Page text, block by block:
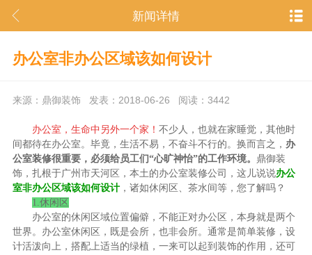
新闻详情
办公室非办公区域该如何设计
来源：鼎御装饰 发表：2018-06-26 阅读：3442
办公室，生命中另外一个家！ 不少人，也就在家睡觉，其他时
间都待在办公室。毕竟，生活不易，不奋斗不行的。换而言之， 办
公室装修很重要，必须给员工们“心旷神怡”的工作环境。 鼎御装
饰，扎根于广州市天河区，本土的办公室装修公司，这儿说说办公
室非办公区域该如何设计，诸如休闲区、茶水间等，您了解吗？
1.休闲区
办公室的休闲区域位置偏僻，不能正对办公区，本身就是两个
世界。办公室休闲区，既是会所，也非会所。通常是简单装修，设
计活泼向上，搭配上适当的绿植，一来可以起到装饰的作用，还可